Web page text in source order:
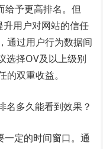
给予更高排名。但
升用户对网站的信任
通过用户行为数据间
选择OV及以上级别
双重收益。
名多久能看到效果？
一定的时间窗口。通